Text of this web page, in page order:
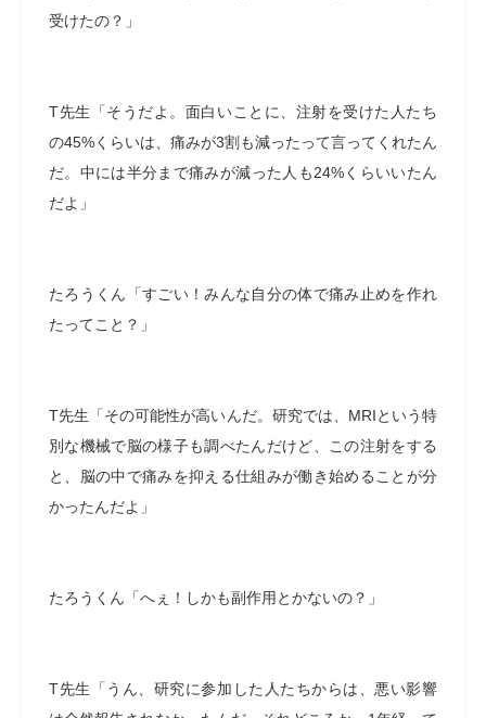
受けたの？」
T先生「そうだよ。面白いことに、注射を受けた人たち
の45%くらいは、痛みが3割も減ったって言ってくれたん
だ。中には半分まで痛みが減った人も24%くらいいたん
だよ」
たろうくん「すごい！みんな自分の体で痛み止めを作れ
たってこと？」
T先生「その可能性が高いんだ。研究では、MRIという特
別な機械で脳の様子も調べたんだけど、この注射をする
と、脳の中で痛みを抑える仕組みが働き始めることが分
かったんだよ」
たろうくん「へぇ！しかも副作用とかないの？」
T先生「うん、研究に参加した人たちからは、悪い影響